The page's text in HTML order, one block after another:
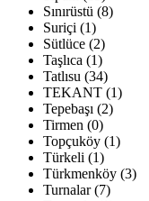
Sınırüstü (8)
Suriçi (1)
Sütlüce (2)
Taşlıca (1)
Tatlısu (34)
TEKANT (1)
Tepebaşı (2)
Tirmen (0)
Topçuköy (1)
Türkeli (1)
Türkmenköy (3)
Turnalar (7)